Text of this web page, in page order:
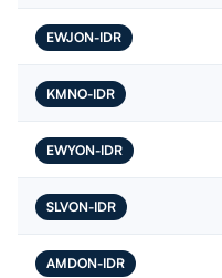
EWJON-IDR
KMNO-IDR
EWYON-IDR
SLVON-IDR
AMDON-IDR